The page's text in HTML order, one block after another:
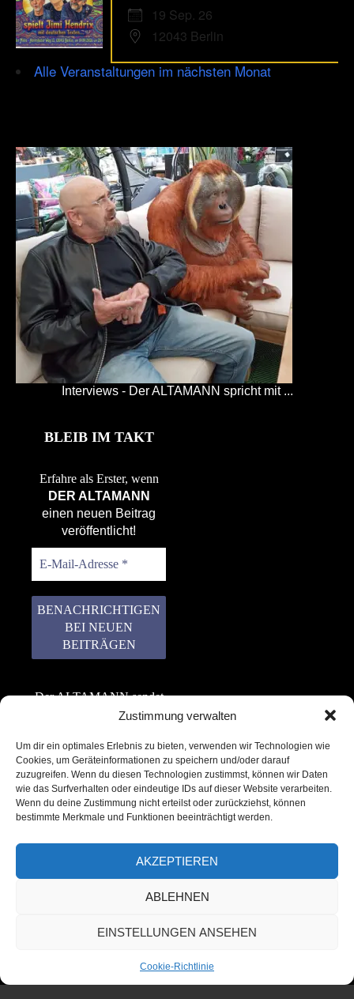
Zustimmung verwalten
Um dir ein optimales Erlebnis zu bieten, verwenden wir Technologien wie
Cookies, um Geräteinformationen zu speichern und/oder darauf
zuzugreifen. Wenn du diesen Technologien zustimmst, können wir Daten
wie das Surfverhalten oder eindeutige IDs auf dieser Website verarbeiten.
Wenn du deine Zustimmung nicht erteilst oder zurückziehst, können
bestimmte Merkmale und Funktionen beeinträchtigt werden.
AKZEPTIEREN
ABLEHNEN
EINSTELLUNGEN ANSEHEN
Cookie-Richtlinie
19 Sep. 26
12043 Berlin
Alle Veranstaltungen im nächsten Monat
Interviews - Der ALTAMANN spricht mit ...
BLEIB IM TAKT
Erfahre als Erster, wenn
DER ALTAMANN
einen neuen Beitrag
veröffentlicht!
Der ALTAMANN sendet
keinen Spam! Er gibt
weiter. Erfahre mehr in
unserer
Datenschutzerklärung.
Copyright © 2022 – 2025 | ALTAMANN.com